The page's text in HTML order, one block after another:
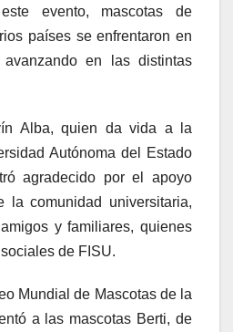
evento, mascotas de
países se enfrentaron en
en las distintas
Alba, quien da vida a la
Autónoma del Estado
agradecido por el apoyo
la comunidad universitaria,
y familiares, quienes
de FISU.
Mundial de Mascotas de la
a las mascotas Berti, de